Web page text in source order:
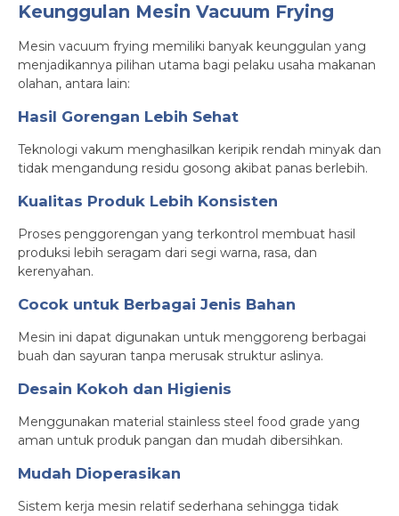
Keunggulan Mesin Vacuum Frying
Mesin vacuum frying memiliki banyak keunggulan yang
menjadikannya pilihan utama bagi pelaku usaha makanan
olahan, antara lain:
Hasil Gorengan Lebih Sehat
Teknologi vakum menghasilkan keripik rendah minyak dan
tidak mengandung residu gosong akibat panas berlebih.
Kualitas Produk Lebih Konsisten
Proses penggorengan yang terkontrol membuat hasil
produksi lebih seragam dari segi warna, rasa, dan
kerenyahan.
Cocok untuk Berbagai Jenis Bahan
Mesin ini dapat digunakan untuk menggoreng berbagai
buah dan sayuran tanpa merusak struktur aslinya.
Desain Kokoh dan Higienis
Menggunakan material stainless steel food grade yang
aman untuk produk pangan dan mudah dibersihkan.
Mudah Dioperasikan
Sistem kerja mesin relatif sederhana sehingga tidak